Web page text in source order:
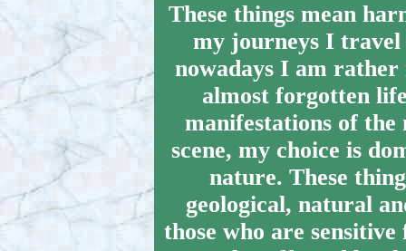
These things mean
my journeys I travel
nowadays I am
almost forgotten
manifestations of the
scene, my choice is
nature. These
geological, natural
those who are